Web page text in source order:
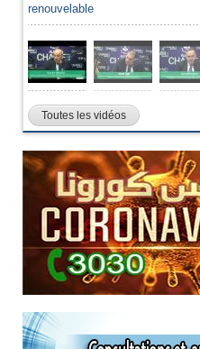
renouvelable
Toutes les vidéos